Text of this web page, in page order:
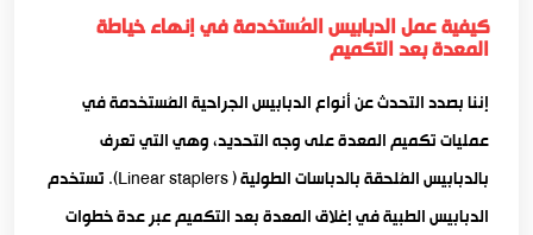
كيفية عمل الدبابيس المُستخدمة في إنهاء خياطة
المعدة بعد التكميم
إننا بصدد التحدث عن أنواع الدبابيس الجراحية المُستخدمة في
عمليات تكميم المعدة على وجه التحديد، وهي التي تعرف
بالدبابيس المُلحقة بالدباسات الطولية ( Linear staplers). تُستخدم
الدبابيس الطبية في إغلاق المعدة بعد التكميم عبر عدة خطوات